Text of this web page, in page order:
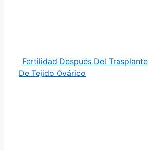
Fertilidad Después Del Trasplante
De Tejido Ovárico